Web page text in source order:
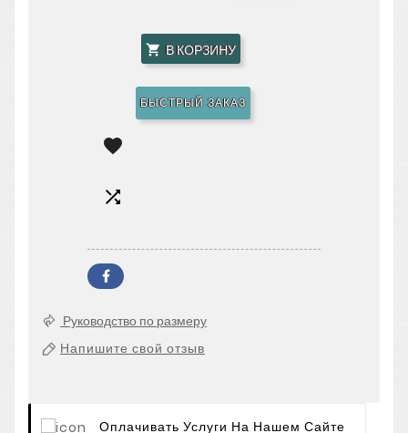
 В КОРЗИНУ
БЫСТРЫЙ ЗАКАЗ


Руководство по размеру
Напишите свой отзыв
Оплачивать Услуги На Нашем Сайте